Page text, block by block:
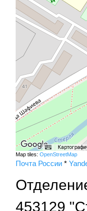
Map tiles: OpenStreetMap
Почта России *
453129